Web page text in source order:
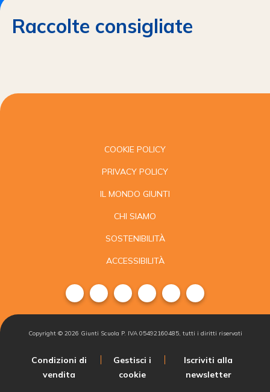
Raccolte consigliate
COOKIE POLICY
PRIVACY POLICY
IL MONDO GIUNTI
CHI SIAMO
SOSTENIBILITÀ
ACCESSIBILITÀ
Copyright © 2026 Giunti Scuola P. IVA 05492160485, tutti i diritti riservati
Condizioni di
vendita
Gestisci i
cookie
Iscriviti alla
newsletter